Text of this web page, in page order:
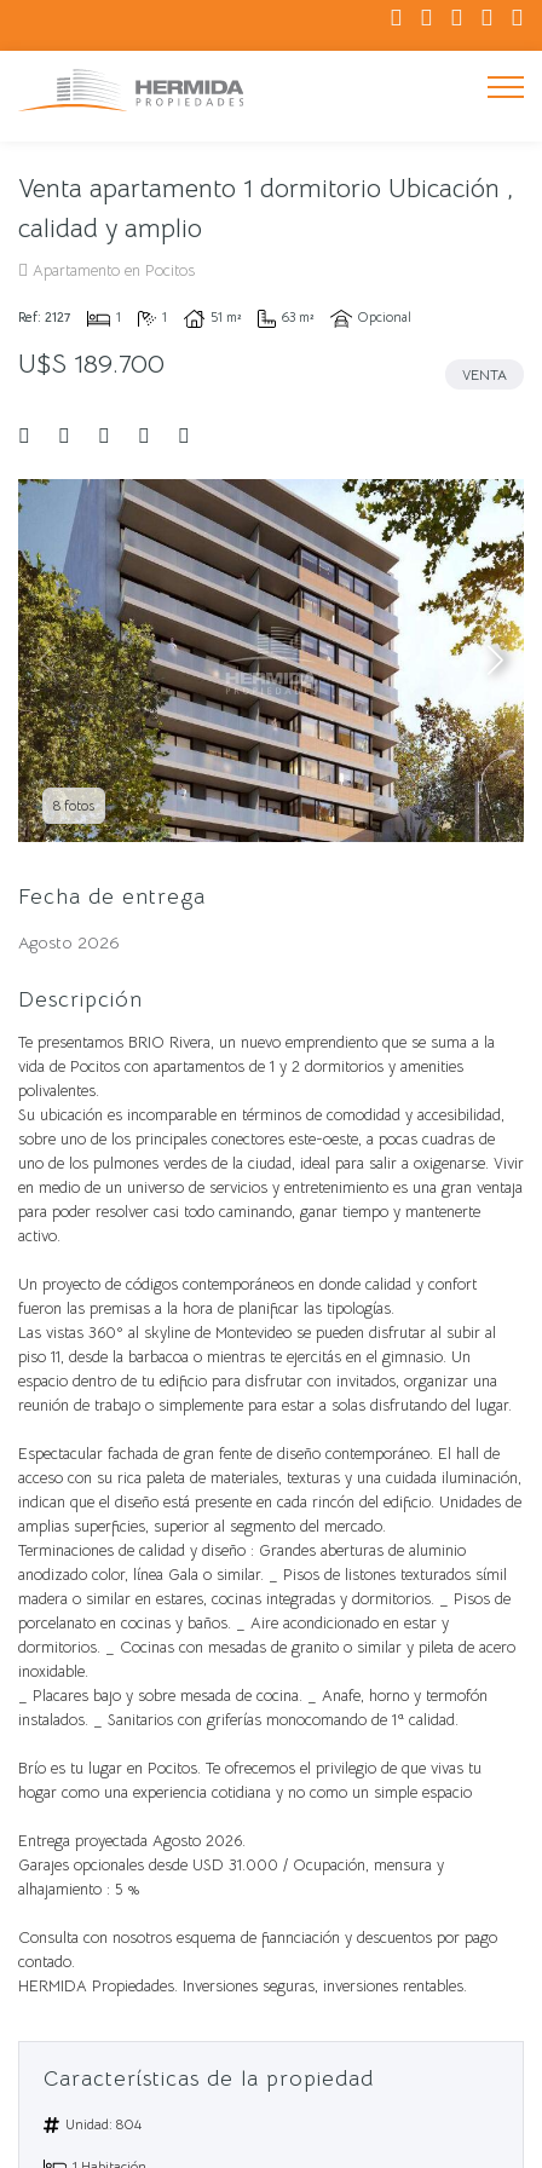
Venta apartamento 1 dormitorio Ubicación ,
calidad y amplio
Apartamento en Pocitos
Ref: 2127 1 1 51 m² 63 m² Opcional
U$S 189.700 VENTA
8 fotos
Fecha de entrega
Agosto 2026
Descripción
Te presentamos BRIO Rivera, un nuevo emprendiento que se suma a la
vida de Pocitos con apartamentos de 1 y 2 dormitorios y amenities
polivalentes.
Su ubicación es incomparable en términos de comodidad y accesibilidad,
sobre uno de los principales conectores este-oeste, a pocas cuadras de
uno de los pulmones verdes de la ciudad, ideal para salir a oxigenarse. Vivir
en medio de un universo de servicios y entretenimiento es una gran ventaja
para poder resolver casi todo caminando, ganar tiempo y mantenerte
activo.
Un proyecto de códigos contemporáneos en donde calidad y confort
fueron las premisas a la hora de planificar las tipologías.
Las vistas 360º al skyline de Montevideo se pueden disfrutar al subir al
piso 11, desde la barbacoa o mientras te ejercitás en el gimnasio. Un
espacio dentro de tu edificio para disfrutar con invitados, organizar una
reunión de trabajo o simplemente para estar a solas disfrutando del lugar.
Espectacular fachada de gran fente de diseño contemporáneo. El hall de
acceso con su rica paleta de materiales, texturas y una cuidada iluminación,
indican que el diseño está presente en cada rincón del edificio. Unidades de
amplias superficies, superior al segmento del mercado.
Terminaciones de calidad y diseño : Grandes aberturas de aluminio
anodizado color, línea Gala o similar. _ Pisos de listones texturados símil
madera o similar en estares, cocinas integradas y dormitorios. _ Pisos de
porcelanato en cocinas y baños. _ Aire acondicionado en estar y
dormitorios. _ Cocinas con mesadas de granito o similar y pileta de acero
inoxidable.
_ Placares bajo y sobre mesada de cocina. _ Anafe, horno y termofón
instalados. _ Sanitarios con griferías monocomando de 1ª calidad.
Brío es tu lugar en Pocitos. Te ofrecemos el privilegio de que vivas tu
hogar como una experiencia cotidiana y no como un simple espacio
Entrega proyectada Agosto 2026.
Garajes opcionales desde USD 31.000 / Ocupación, mensura y
alhajamiento : 5 %
Consulta con nosotros esquema de fiannciación y descuentos por pago
contado.
HERMIDA Propiedades. Inversiones seguras, inversiones rentables.
Características de la propiedad
Unidad: 804